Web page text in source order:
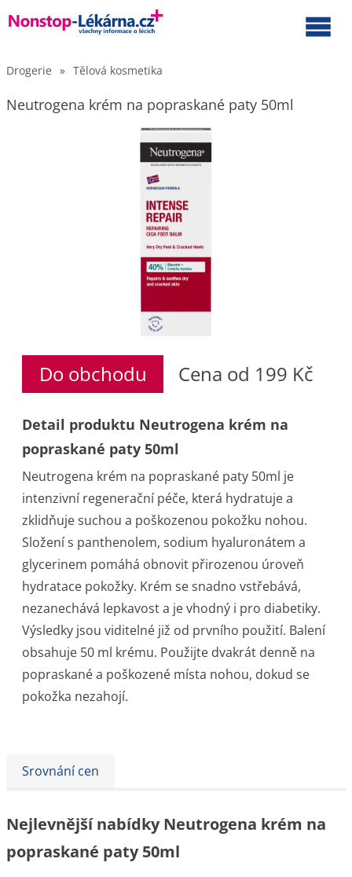
Drogerie » Tělová kosmetika
Neutrogena krém na popraskané paty 50ml
Do obchodu Cena od 199 Kč
Detail produktu Neutrogena krém na
popraskané paty 50ml
Neutrogena krém na popraskané paty 50ml je
intenzivní regenerační péče, která hydratuje a
zklidňuje suchou a poškozenou pokožku nohou.
Složení s panthenolem, sodium hyaluronátem a
glycerinem pomáhá obnovit přirozenou úroveň
hydratace pokožky. Krém se snadno vstřebává,
nezanechává lepkavost a je vhodný i pro diabetiky.
Výsledky jsou viditelné již od prvního použití. Balení
obsahuje 50 ml krému. Použijte dvakrát denně na
popraskané a poškozené místa nohou, dokud se
pokožka nezahojí.
Srovnání cen
Nejlevnější nabídky Neutrogena krém na
popraskané paty 50ml